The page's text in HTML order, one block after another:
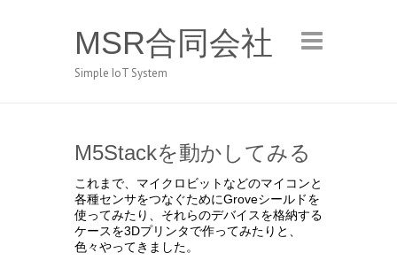
MSR合同会社
Simple IoT System
M5Stackを動かしてみる
これまで、マイクロビットなどのマイコンと
各種センサをつなぐためにGroveシールドを
使ってみたり、それらのデバイスを格納する
ケースを3Dプリンタで作ってみたりと、
色々やってきました。